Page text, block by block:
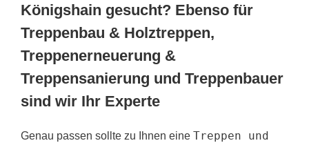
Königshain gesucht? Ebenso für
Treppenbau & Holztreppen,
Treppenerneuerung &
Treppensanierung und Treppenbauer
sind wir Ihr Experte
Genau passen sollte zu Ihnen eine Treppen und